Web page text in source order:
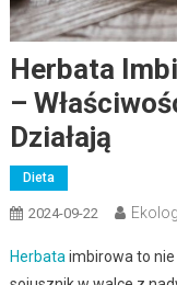
Herbata
–
Działają
Dieta
2024-09-22
Herbata imbirowa to